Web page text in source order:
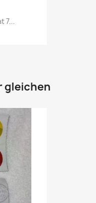
7...
gleichen